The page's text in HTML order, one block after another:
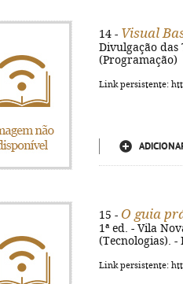
14 - Visual
Divulgação das
(Programação)
Link persistente:
15 - O guia
1ª ed. - Vila
(Tecnologias). -
Link persistente: